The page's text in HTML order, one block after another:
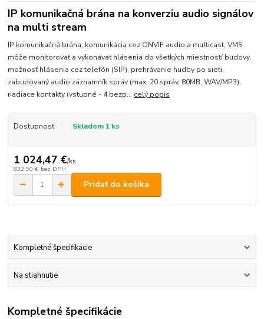
IP komunikačná brána na konverziu audio signálov
na multi stream
IP komunikačná brána, komunikácia cez ONVIF audio a multicast, VMS
môže monitorovať a vykonávať hlásenia do všetkých miestností budovy,
možnosť hlásenia cez telefón (SIP), prehrávanie hudby po sieti,
zabudovaný audio záznamník správ (max. 20 správ, 80MB, WAV/MP3),
riadiace kontakty (vstupné - 4 bezp... celý popis
Dostupnosť Skladom 1 ks
1 024,47 €/ks
832,90 € bez DPH
Pridať do košíka
Kompletné špecifikácie
Na stiahnutie
Kompletné špecifikácie